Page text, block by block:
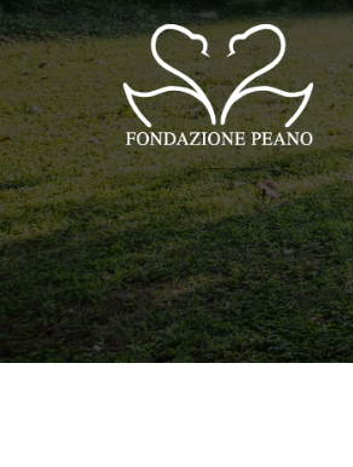
Vai
al
contenuto